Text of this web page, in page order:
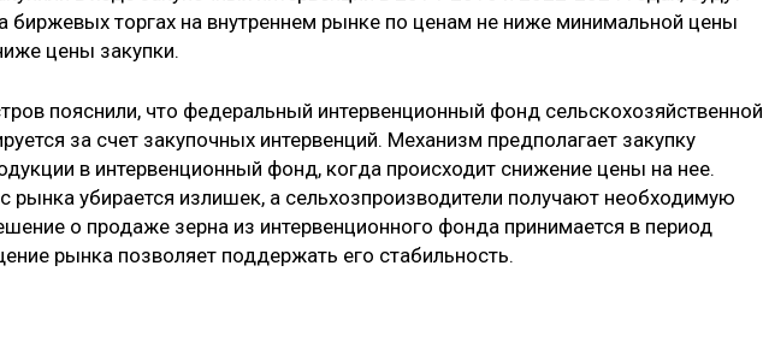
биржевых торгах на внутреннем рынке по ценам не ниже минимальной цены
цены закупки.
пояснили, что федеральный интервенционный фонд сельскохозяйственной
за счет закупочных интервенций. Механизм предполагает закупку
в интервенционный фонд, когда происходит снижение цены на нее.
рынка убирается излишек, а сельхозпроизводители получают необходимую
о продаже зерна из интервенционного фонда принимается в период
рынка позволяет поддержать его стабильность.